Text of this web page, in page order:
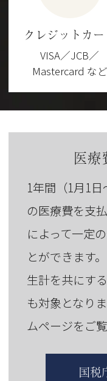
クレジットカ
VISA／JCB／
Mastercard など
医療
1年間（1月1
の医療費を支
によって一定
とができます
生計を共にす
も対象となり
ムページをご
国税